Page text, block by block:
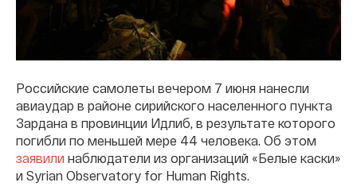
Российские самолеты вечером 7 июня нанесли
авиаудар в районе сирийского населенного пункта
Зардана в провинции Идлиб, в результате которого
погибли по меньшей мере 44 человека. Об этом
заявили наблюдатели из организаций «Белые каски»
и Syrian Observatory for Human Rights.